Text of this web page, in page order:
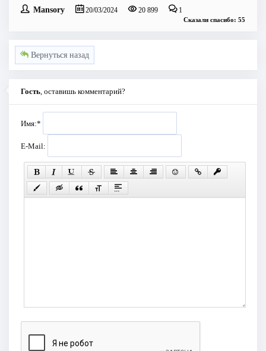
Mansory 20/03/2024 20 899 1
Сказали спасибо: 55
Вернуться назад
Гость, оставишь комментарий?
Имя:*
E-Mail: